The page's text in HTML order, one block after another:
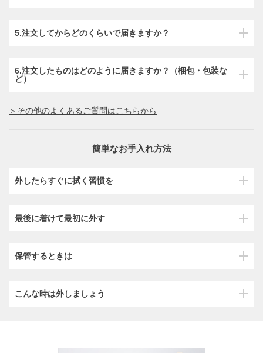
5.注文してからどのくらいで届きますか？
6.注文したものはどのように届きますか？（梱包・包装な
ど）
＞その他のよくあるご質問はこちらから
簡単なお手入れ方法
外したらすぐに拭く習慣を
最後に着けて最初に外す
保管するときは
こんな時は外しましょう